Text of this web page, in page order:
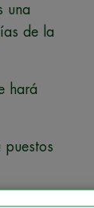
una
de la
hará